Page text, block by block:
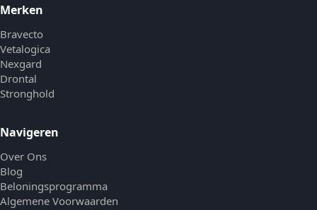
Merken
Bravecto
Vetalogica
Nexgard
Drontal
Stronghold
Navigeren
Over Ons
Blog
Beloningsprogramma
Algemene Voorwaarden